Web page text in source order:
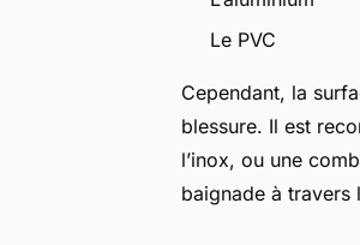
Le PVC
Cependant, la
blessure. Il est
l’inox, ou une
baignade à travers